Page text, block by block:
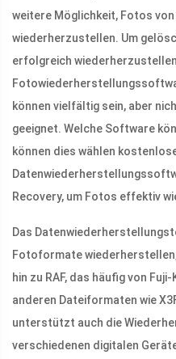
weitere Möglichkeit, Fotos
wiederherzustellen. Um
erfolgreich
können vielfältig sein, aber
geeignet. Welche Software
können dies wählen
Recovery, um Fotos effektiv
Das
Fotoformate wiederherstellen,
hin zu RAF, das häufig von
anderen Dateiformaten wie
unterstützt auch die
verschiedenen digitalen